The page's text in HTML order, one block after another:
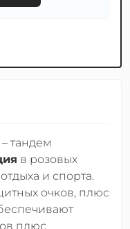
– тандем
в розовых
и спорта.
очков, плюс
плюс